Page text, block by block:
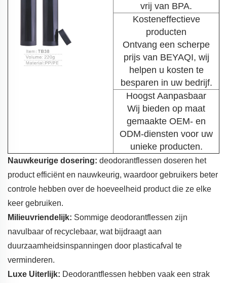
vrij van BPA.
Kosteneffectieve
producten
Ontvang een scherpe
prijs van BEYAQI, wij
helpen u kosten te
besparen in uw bedrijf.
Hoogst Aanpasbaar
Wij bieden op maat
gemaakte OEM- en
ODM-diensten voor uw
unieke producten.
Nauwkeurige dosering: deodorantflessen doseren het
product efficiënt en nauwkeurig, waardoor gebruikers beter
controle hebben over de hoeveelheid product die ze elke
keer gebruiken.
Milieuvriendelijk: Sommige deodorantflessen zijn
navulbaar of recyclebaar, wat bijdraagt aan
duurzaamheidsinspanningen door plasticafval te
verminderen.
Luxe Uiterlijk: Deodorantflessen hebben vaak een strak